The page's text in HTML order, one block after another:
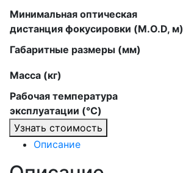
Минимальная оптическая
дистанция фокусировки (M.O.D, м)
Габаритные размеры (мм)
Масса (кг)
Рабочая температура
эксплуатации (°C)
Узнать стоимость
Описание